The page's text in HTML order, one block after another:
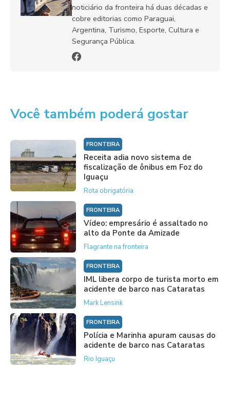
noticiário da fronteira há duas décadas e
cobre editorias como Paraguai,
Argentina, Turismo, Esporte, Cultura e
Segurança Pública.
Você também poderá gostar
FRONTEIRA
Receita adia novo sistema de
fiscalização de ônibus em Foz do
Iguaçu
Rota obrigatória
FRONTEIRA
Vídeo: empresário é assaltado no
alto da Ponte da Amizade
Flagrante na fronteira
FRONTEIRA
IML libera corpo de turista morto em
acidente de barco nas Cataratas
Mark Lensink
FRONTEIRA
Polícia e Marinha apuram causas do
acidente de barco nas Cataratas
Rio Iguaçu